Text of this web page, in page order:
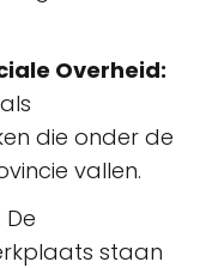
Overheid:
die onder de
vallen.
De
staan